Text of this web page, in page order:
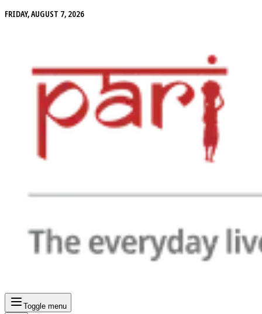
FRIDAY, AUGUST 7, 2026
Toggle menu